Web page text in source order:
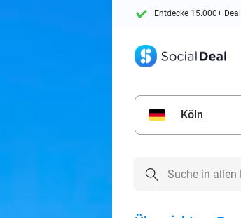
Entdecke 15.000+
Köln